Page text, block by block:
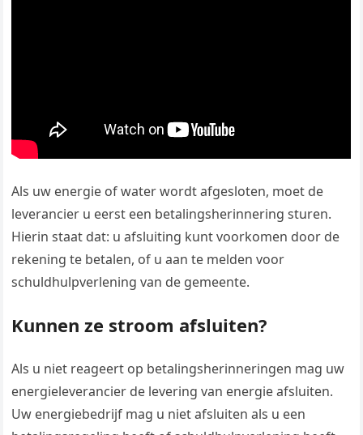
Als uw energie of water wordt afgesloten, moet de
leverancier u eerst een betalingsherinnering sturen.
Hierin staat dat: u afsluiting kunt voorkomen door de
rekening te betalen, of u aan te melden voor
schuldhulpverlening van de gemeente.
Kunnen ze stroom afsluiten?
Als u niet reageert op betalingsherinneringen mag uw
energieleverancier de levering van energie afsluiten.
Uw energiebedrijf mag u niet afsluiten als u een